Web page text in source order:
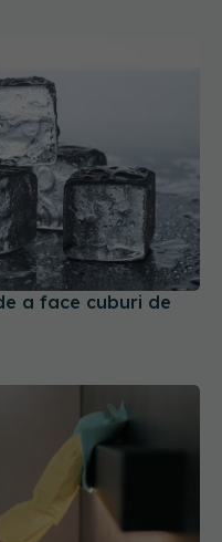
a face cuburi de